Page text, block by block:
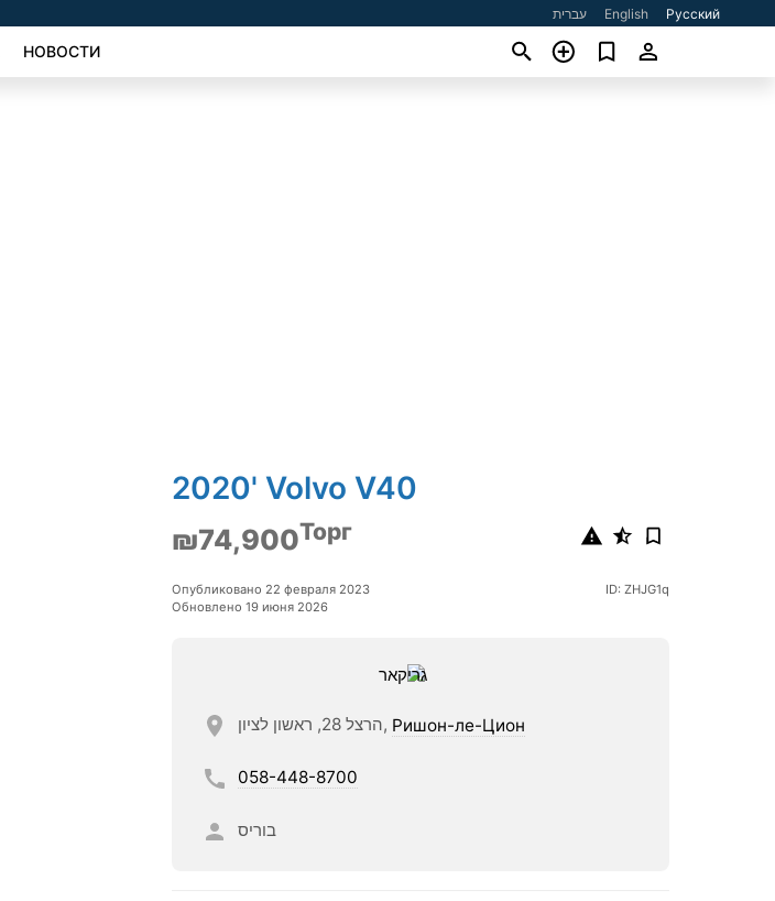
עברית English Русский
НОВОСТИ
2020' Volvo V40
₪74,900Торг
Опубликовано 22 февраля 2023
Обновлено 19 июня 2026
ID: ZHJG1q
הרצל 28, ראשון לציון, Ришон-ле-Цион
058-448-8700
בוריס